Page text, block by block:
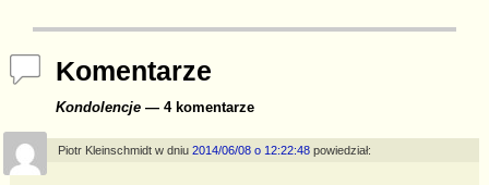
c
e
b
o
o
p
y
Li
n
k
ar
e
Komentarze
Kondolencje— 4 komentarze
Piotr Kleinschmidtw dniu 2014/06/08 o 12:22:48 powiedział: